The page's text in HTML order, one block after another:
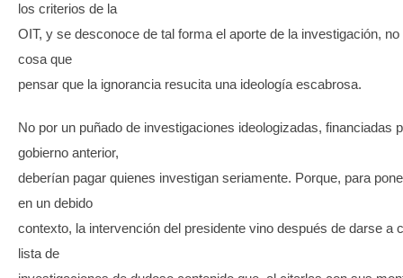
los criterios de la
OIT, y se desconoce de tal forma el aporte de la investigación, no
cosa que
pensar que la ignorancia resucita una ideología escabrosa.
No por un puñado de investigaciones ideologizadas, financiadas
gobierno anterior,
deberían pagar quienes investigan seriamente. Porque, para
en un debido
contexto, la intervención del presidente vino después de darse a
lista de